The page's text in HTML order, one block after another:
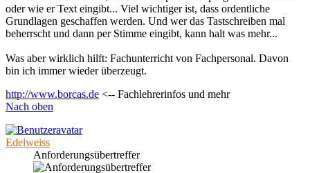
oder wie er Text eingibt... Viel wichtiger ist, dass ordentliche
Grundlagen geschaffen werden. Und wer das Tastschreiben mal
beherrscht und dann per Stimme eingibt, kann halt was mehr...
Was aber wirklich hilft: Fachunterricht von Fachpersonal. Davon
bin ich immer wieder überzeugt.
http://www.borcas.de <-- Fachlehrerinfos und mehr
Nach oben
Edelweiss
Anforderungsübertreffer